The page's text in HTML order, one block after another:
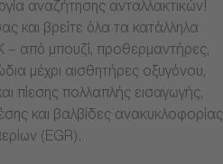
αναζήτησης ανταλλακτικών!
και βρείτε όλα τα κατάλληλα
– από μπουζί, προθερμαντήρες,
μέχρι αισθητήρες οξυγόνου,
πίεσης πολλαπλής εισαγωγής,
και βαλβίδες ανακυκλοφορίας
(EGR).